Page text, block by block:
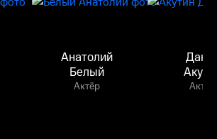
Анатолий
Белый
Актёр Актёр